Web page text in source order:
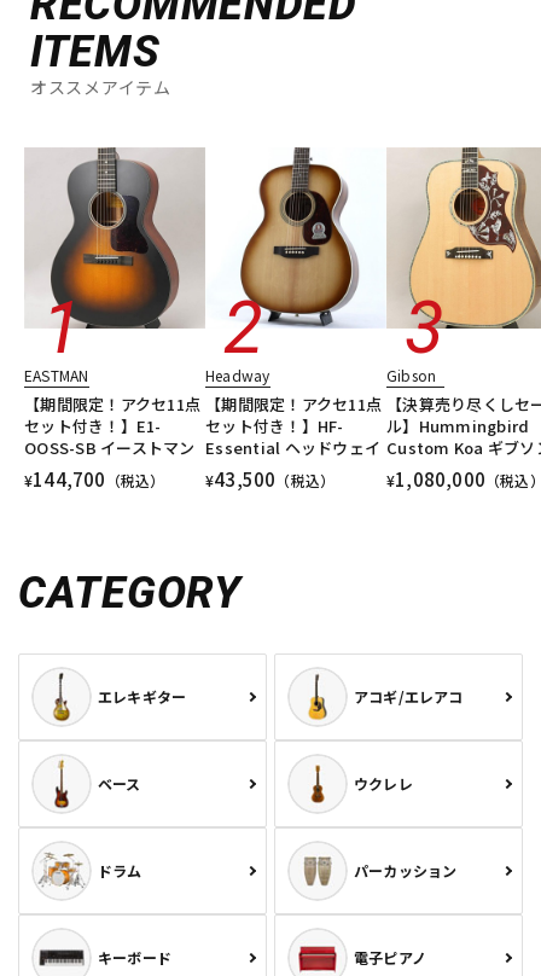
ITEMS
オススメアイテム
EASTMAN
【期間限定！アクセ11点
セット付き！】E1-
OOSS-SB イーストマン
¥144,700 （税込）
Headway
【期間限定！アクセ11点
セット付き！】HF-
Essential ヘッドウェイ
¥43,500 （税込）
Gibson
【決算売り尽くしセ
ル】Hummingbird
Custom Koa ギブソ
¥1,080,000 （税込
CATEGORY
エレキギター アコギ/エレアコ
ベース ウクレレ
ドラム パーカッション
キーボード 電子ピアノ